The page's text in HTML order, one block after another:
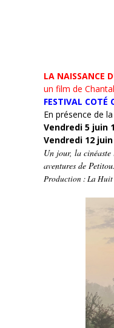
LA NAISSANCE
un film de
FESTIVAL COTÉ
En présence de
Vendredi 5 juin
Vendredi 12
Un jour, la
aventures de
Production : La Huit